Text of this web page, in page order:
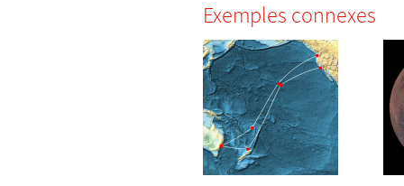
Exemples connexes